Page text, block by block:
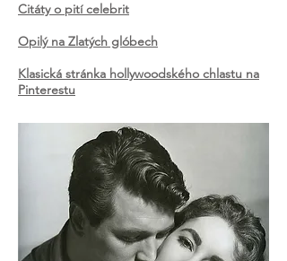
Citáty o pití celebrit
Opilý na Zlatých glóbech
Klasická stránka hollywoodského chlastu na
Pinterestu